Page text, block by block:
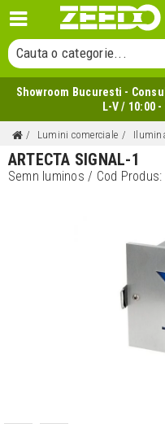
Cauta un produs...
Cauta o categorie...
Cauta un producator...
Cauta un produs...
Showroom Bucuresti -
L-V / 10:00
Lumini comerciale
ARTECTA SIGNAL-1
Semn luminos/ Cod Produs: